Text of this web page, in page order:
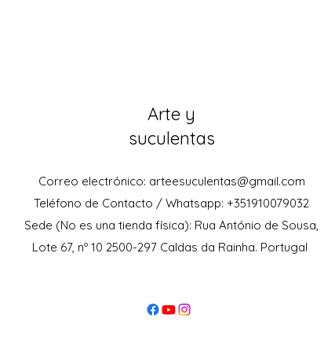
Arte y
suculentas
Correo electrónico: arteesuculentas@gmail.com
Teléfono de Contacto / Whatsapp: +351910079032
Sede (No es una tienda física): Rua António de Sousa,
Lote 67, nº 10 2500-297 Caldas da Rainha. Portugal